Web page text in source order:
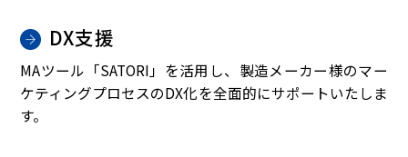
DX支援
MAツール「SATORI」を活用し、製造メーカー様のマー
ケティングプロセスのDX化を全面的にサポートいたしま
す。